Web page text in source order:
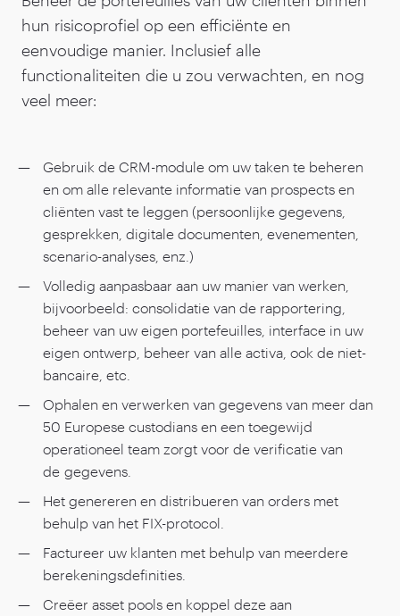
hun risicoprofiel op een efficiënte en
eenvoudige manier. Inclusief alle
functionaliteiten die u zou verwachten, en nog
veel meer:
Gebruik de CRM-module om uw taken te beheren
en om alle relevante informatie van prospects en
cliënten vast te leggen (persoonlijke gegevens,
gesprekken, digitale documenten, evenementen,
scenario-analyses, enz.)
Volledig aanpasbaar aan uw manier van werken,
bijvoorbeeld: consolidatie van de rapportering,
beheer van uw eigen portefeuilles, interface in uw
eigen ontwerp, beheer van alle activa, ook de niet-
bancaire, etc.
Ophalen en verwerken van gegevens van meer dan
50 Europese custodians en een toegewijd
operationeel team zorgt voor de verificatie van
de gegevens.
Het genereren en distribueren van orders met
behulp van het FIX-protocol.
Factureer uw klanten met behulp van meerdere
berekeningsdefinities.
Creëer asset pools en koppel deze aan